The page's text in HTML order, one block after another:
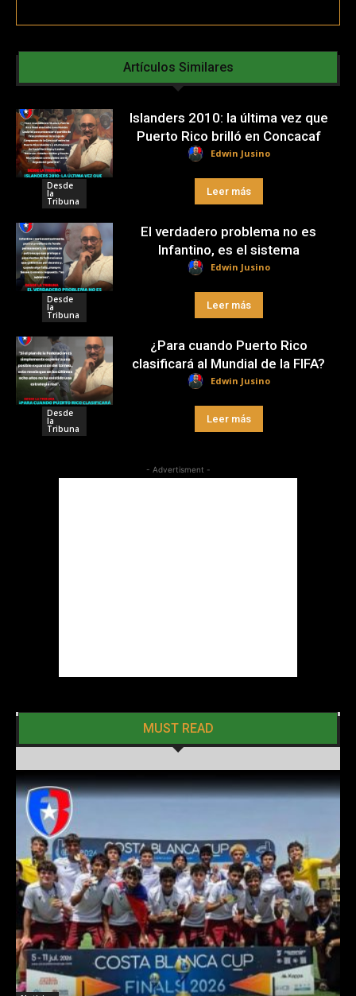
Artículos Similares
Desde
la
Tribuna
Islanders 2010: la última vez que
Puerto Rico brilló en Concacaf
Edwin Jusino
Leer más
Desde
la
Tribuna
El verdadero problema no es
Infantino, es el sistema
Edwin Jusino
Leer más
Desde
la
Tribuna
¿Para cuando Puerto Rico
clasificará al Mundial de la FIFA?
Edwin Jusino
Leer más
- Advertisment -
MUST READ